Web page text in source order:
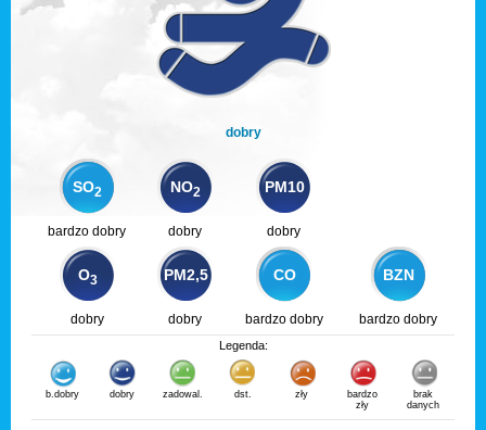
dobry
SO2 NO2 PM10
bardzo dobry dobry dobry
O3 PM2,5 CO BZN
dobry dobry bardzo dobry bardzo dobry
Legenda:
b.dobry dobry zadowal. dst. zły
bardzo
zły
brak
danych